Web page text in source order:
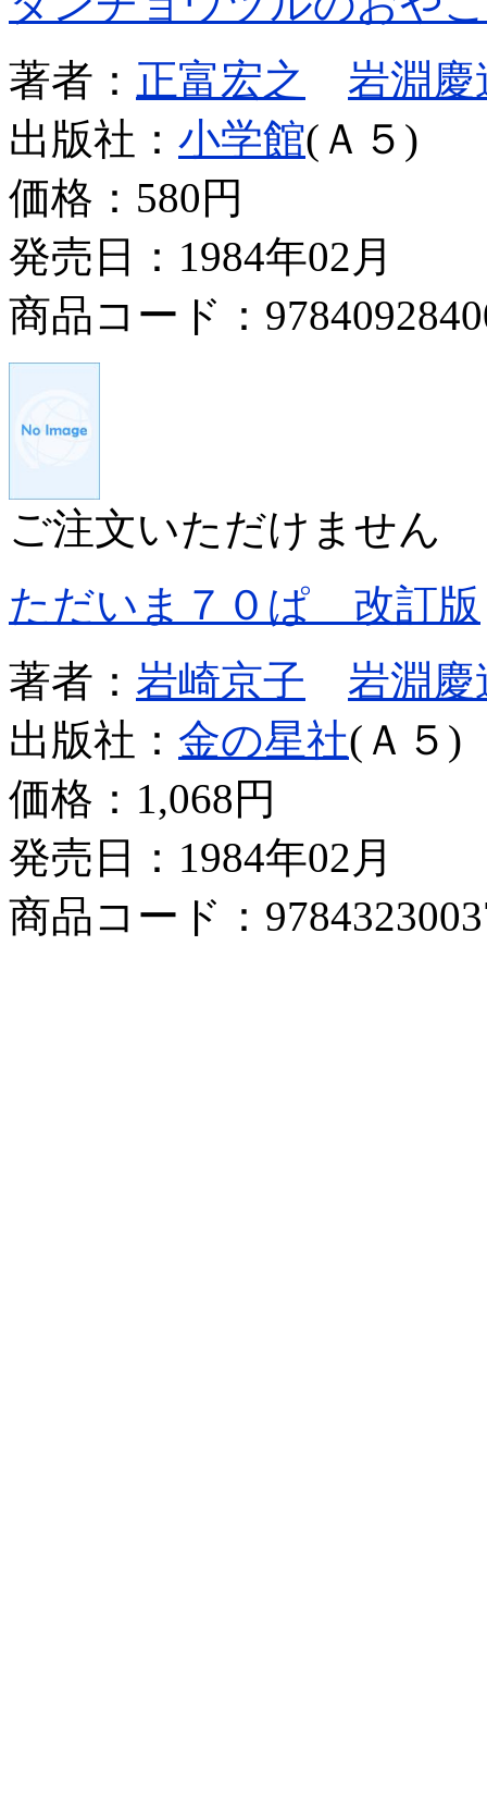
著者： 正富宏之
岩淵慶
出版社： 小学館(Ａ５)
価格： 580円
発売日：1984年02月
商品コード：
ご注文いただけません
ただいま７０ぱ 改訂版
著者： 岩崎京子
岩淵慶
出版社： 金の星社(Ａ５)
価格： 1,068円
発売日：1984年02月
商品コード：